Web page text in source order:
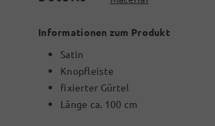
Informationen zum Produkt
Satin
Knopfleiste
fixierter Gürtel
Länge ca. 100 cm